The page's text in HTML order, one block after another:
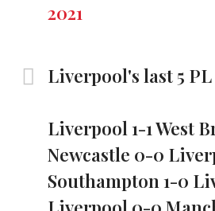
2021
Liverpool's last 5 PL
Liverpool 1-1 West
Newcastle 0-0
Southampton 1-0